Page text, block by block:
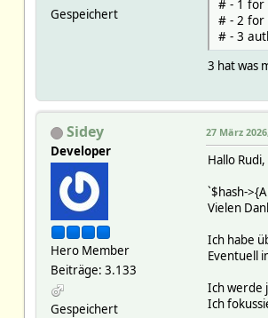
Gespeichert
# - 1 for
# - 2 for
# - 3
3 hat was
Sidey
Developer
Hero Member
Beiträge: 3.133
Gespeichert
27 März
Hallo Rudi,
`$hash-
Vielen
Ich habe
Eventuell
Ich werde
Ich